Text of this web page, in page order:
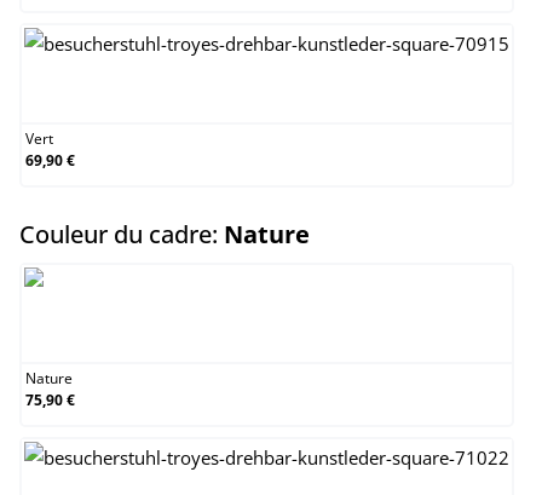
Vert
69,90 €
Couleur du cadre: Nature
Nature
75,90 €